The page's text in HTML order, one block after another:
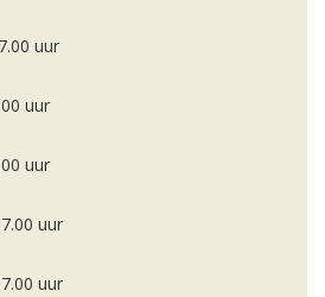
uur
uur
uur
uur
uur